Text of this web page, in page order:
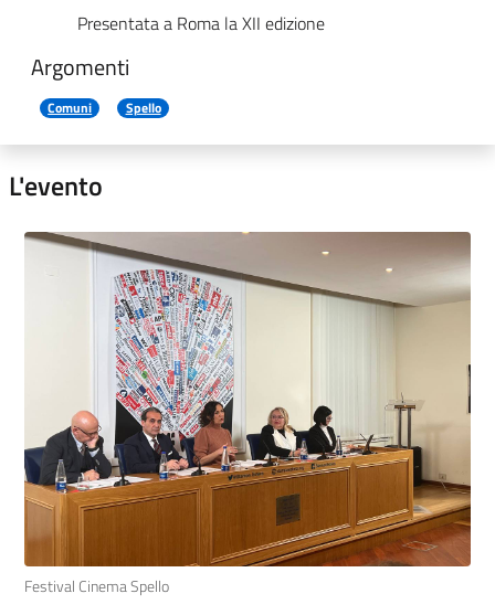
Presentata a Roma la XII edizione
Argomenti
Comuni Spello
L'evento
Festival Cinema Spello